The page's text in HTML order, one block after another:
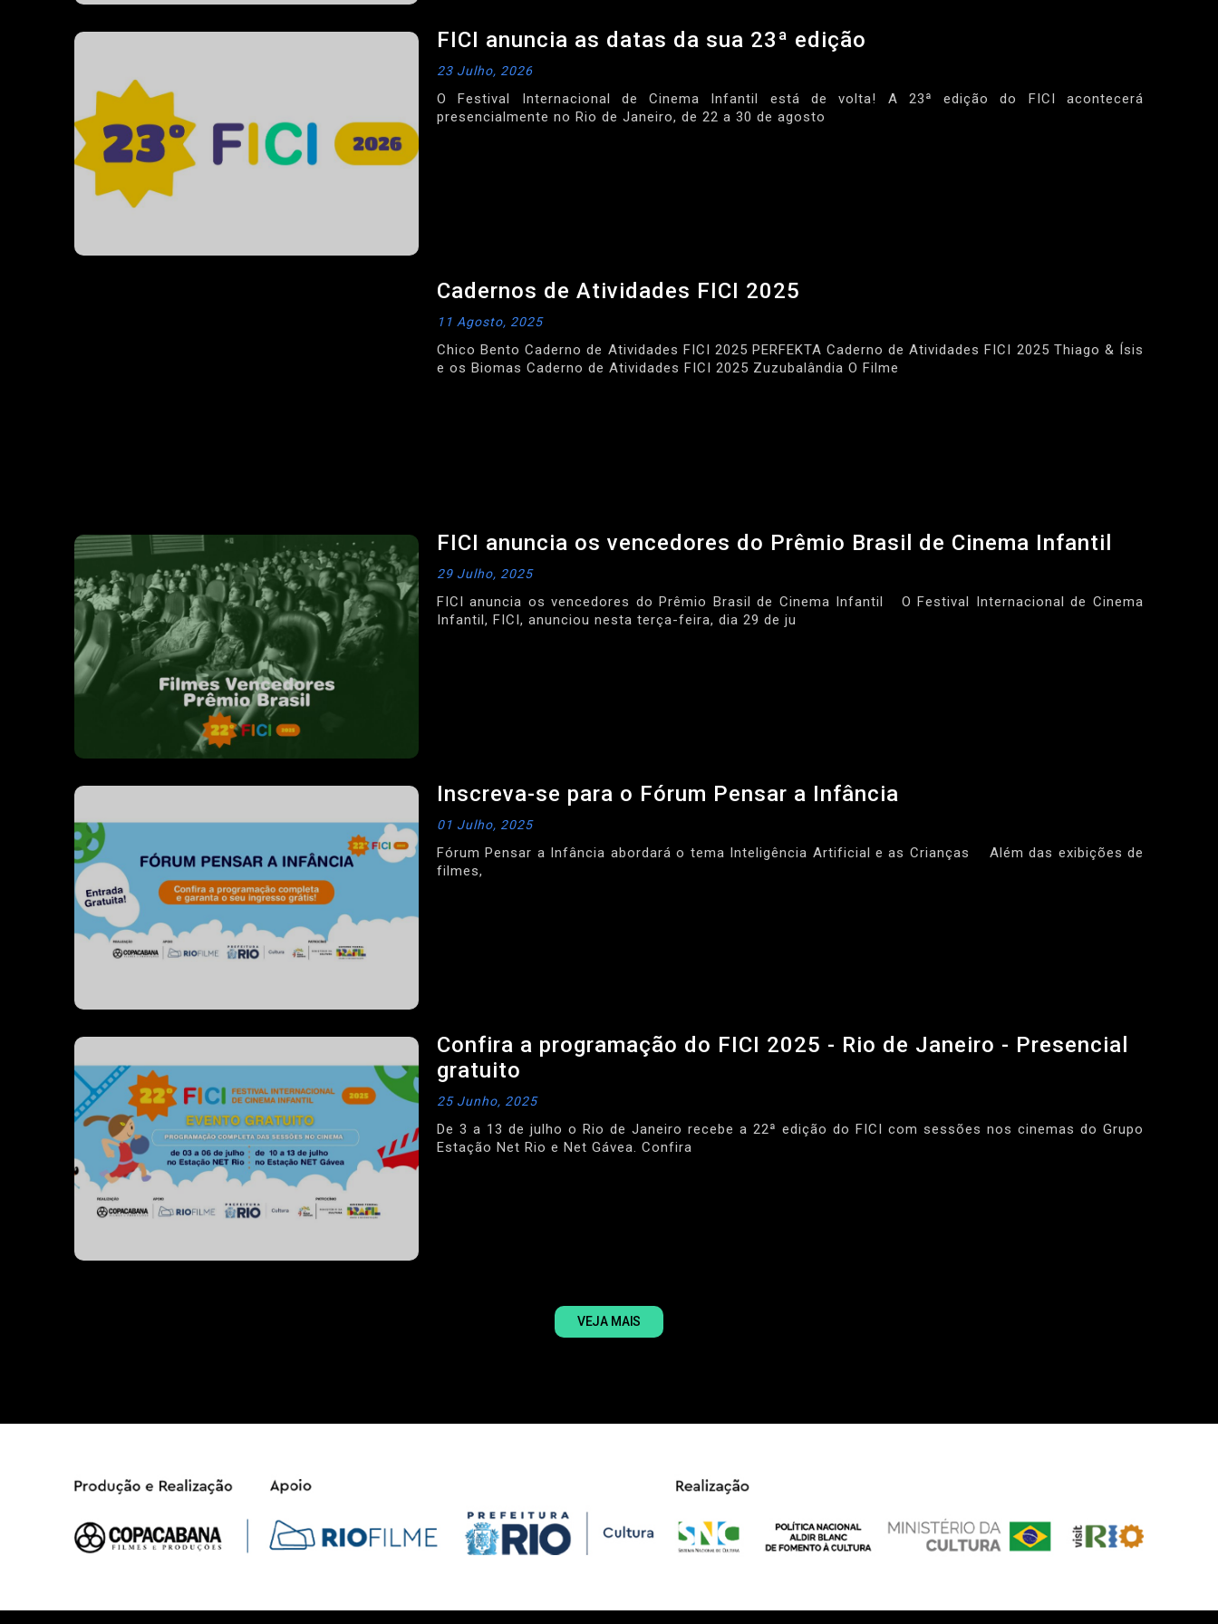
FICI anuncia as datas da sua 23ª edição
23 Julho, 2026
O Festival Internacional de Cinema Infantil está de volta! A 23ª edição do FICI acontecerá
presencialmente no Rio de Janeiro, de 22 a 30 de agosto
Cadernos de Atividades FICI 2025
11 Agosto, 2025
Chico Bento Caderno de Atividades FICI 2025 PERFEKTA Caderno de Atividades FICI 2025 Thiago & Ísis
e os Biomas Caderno de Atividades FICI 2025 Zuzubalândia O Filme
FICI anuncia os vencedores do Prêmio Brasil de Cinema Infantil
29 Julho, 2025
FICI anuncia os vencedores do Prêmio Brasil de Cinema Infantil O Festival Internacional de Cinema
Infantil, FICI, anunciou nesta terça-feira, dia 29 de ju
Inscreva-se para o Fórum Pensar a Infância
01 Julho, 2025
Fórum Pensar a Infância abordará o tema Inteligência Artificial e as Crianças Além das exibições de
filmes,
Confira a programação do FICI 2025 - Rio de Janeiro - Presencial
gratuito
25 Junho, 2025
De 3 a 13 de julho o Rio de Janeiro recebe a 22ª edição do FICI com sessões nos cinemas do Grupo
Estação Net Rio e Net Gávea. Confira
VEJA MAIS